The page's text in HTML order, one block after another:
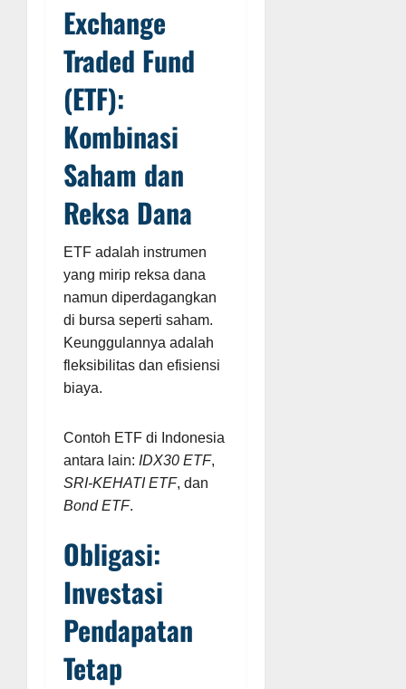
Exchange
Traded Fund
(ETF):
Kombinasi
Saham dan
Reksa Dana
ETF adalah instrumen
yang mirip reksa dana
namun diperdagangkan
di bursa seperti saham.
Keunggulannya adalah
fleksibilitas dan efisiensi
biaya.
Contoh ETF di Indonesia
antara lain: IDX30 ETF,
SRI-KEHATI ETF, dan
Bond ETF.
Obligasi:
Investasi
Pendapatan
Tetap